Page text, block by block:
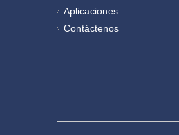
Aplicaciones
Contáctenos